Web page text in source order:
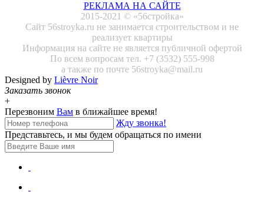
РЕКЛАМА НА САЙТЕ
2015-2021 © «56стройка»
Сайт 56stroyka.ru не занимается строительством и не
реализует квартиры
Информация на сайте не является публичной офертой
По всем вопросам тел. +7 (3532) 555-998
а также по почте 56stroyka@mail.ru
Designed by Lièvre Noir
Заказать звонок
+
Перезвоним Вам в ближайшее время!
Жду звонка!
Представьтесь, и мы будем обращаться по имени